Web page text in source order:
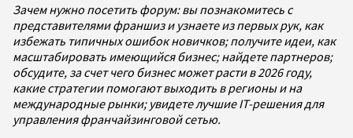
Зачем нужно посетить форум: вы познакомитесь с
представителями франшиз и узнаете из первых рук, как
избежать типичных ошибок новичков; получите идеи, как
масштабировать имеющийся бизнес; найдете партнеров;
обсудите, за счет чего бизнес может расти в 2026 году,
какие стратегии помогают выходить в регионы и на
международные рынки; увидете лучшие IT-решения для
управления франчайзинговой сетью.